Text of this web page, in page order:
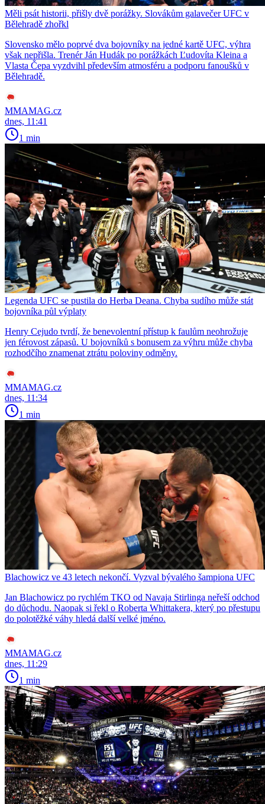
Měli psát historii, přišly dvě porážky. Slovákům galavečer UFC v
Bělehradě zhořkl
Slovensko mělo poprvé dva bojovníky na jedné kartě UFC, výhra
však nepřišla. Trenér Ján Hudák po porážkách Ľudovíta Kleina a
Vlasta Čepa vyzdvihl především atmosféru a podporu fanoušků v
Bělehradě.
MMAMAG.cz
dnes, 11:41
1 min
Legenda UFC se pustila do Herba Deana. Chyba sudího může stát
bojovníka půl výplaty
Henry Cejudo tvrdí, že benevolentní přístup k faulům neohrožuje
jen férovost zápasů. U bojovníků s bonusem za výhru může chyba
rozhodčího znamenat ztrátu poloviny odměny.
MMAMAG.cz
dnes, 11:34
1 min
Blachowicz ve 43 letech nekončí. Vyzval bývalého šampiona UFC
Jan Blachowicz po rychlém TKO od Navaja Stirlinga neřeší odchod
do důchodu. Naopak si řekl o Roberta Whittakera, který po přestupu
do polotěžké váhy hledá další velké jméno.
MMAMAG.cz
dnes, 11:29
1 min